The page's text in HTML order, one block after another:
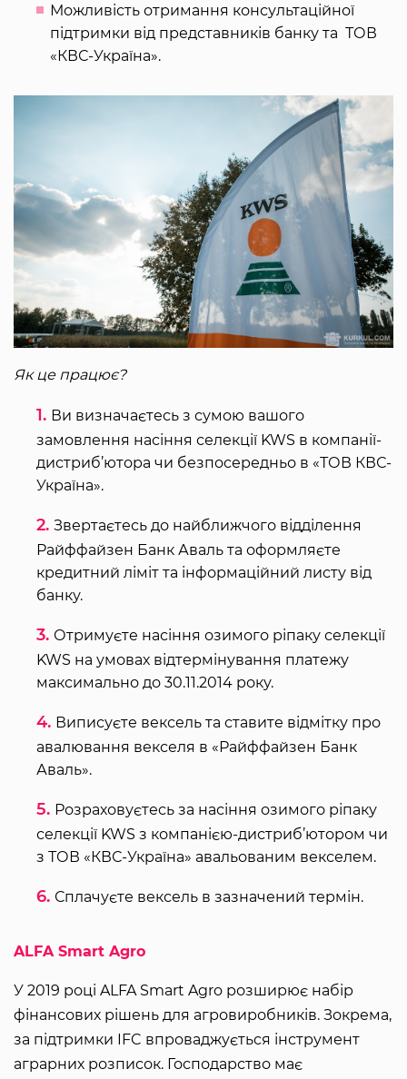
Можливість отримання консультаційної
підтримки від представників банку та ТОВ
«КВС-Україна».
Як це працює?
Ви визначаєтесь з сумою вашого
замовлення насіння селекції KWS в компанії-
дистриб’ютора чи безпосередньо в «ТОВ КВС-
Україна».
Звертаєтесь до найближчого відділення
Райффайзен Банк Аваль та оформляєте
кредитний ліміт та інформаційний листу від
банку.
Отримуєте насіння озимого ріпаку селекції
KWS на умовах відтермінування платежу
максимально до 30.11.2014 року.
Виписуєте вексель та ставите відмітку про
авалювання векселя в «Райффайзен Банк
Аваль».
Розраховуєтесь за насіння озимого ріпаку
селекції KWS з компанією-дистриб’ютором чи
з ТОВ «КВС-Україна» авальованим векселем.
Сплачуєте вексель в зазначений термін.
ALFA Smart Agro
У 2019 році ALFA Smart Agro розширює набір
фінансових рішень для агровиробників. Зокрема,
за підтримки IFC впроваджується інструмент
аграрних розписок. Господарство має